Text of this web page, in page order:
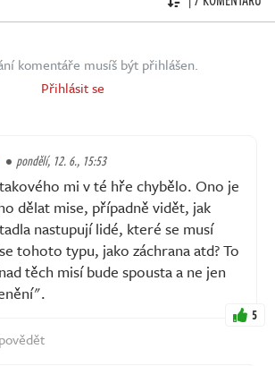
komentáře musíš být přihlášen.
Přihlásit se
pondělí, 12. 6., 15:53
mi v té hře chybělo. Ono je
dělat mise, případně vidět, jak
nastupují lidé, které se musí
tohoto typu, jako záchrana atd? To
těch misí bude spousta a ne jen
5